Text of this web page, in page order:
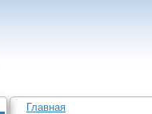
Главная